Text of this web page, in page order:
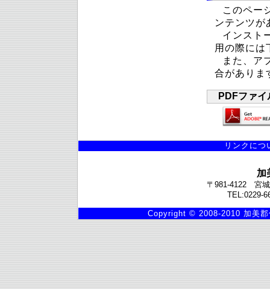
このペー
ンテンツが
インスト
用の際には
また、ア
合がありま
PDFファイ
リンクにつ
加
〒981-4122 宮城
TEL:0229-
Copyright © 2008-2010 加美